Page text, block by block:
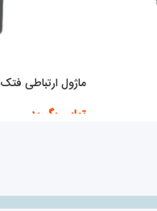
ماژول ارتباطی فتک B1-CM25
تماس بگیرید